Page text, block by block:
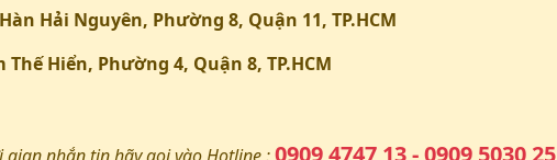
Hải Nguyên, Phường 8, Quận 11, TP.HCM
Thế Hiển, Phường 4, Quận 8, TP.HCM
0909 4747 13 - 0909 5030 25